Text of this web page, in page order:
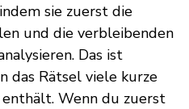
sie zuerst die
und die verbleibenden
Das ist
das Rätsel viele kurze
Wenn du zuerst